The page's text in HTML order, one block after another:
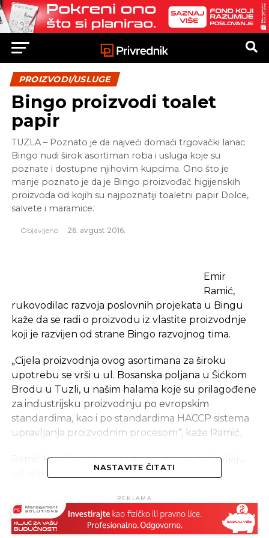
PROIZVODI/USLUGE
Bingo proizvodi toalet
papir
TUZLA – Poznato je da najveći domaći trgovački lanac
Bingo nudi širok asortiman roba i usluga koje su
poznate i dostupne njihovim kupcima. Ono što je
manje poznato je da je Bingo proizvođač higijenskih
proizvoda od kojih su najpoznatiji toaletni papir Dolce,
salvete i maramice.
Objavljeno 26. avgust 2016.
Emir
Ramić,
rukovodilac razvoja poslovnih projekata u Bingu
kaže da se radi o proizvodu iz vlastite proizvodnje
koji je razvijen od strane Bingo razvojnog tima.
„Cijela proizvodnja ovog asortimana za široku
upotrebu se vrši u ul. Bosanska poljana u Šićkom
Brodu u Tuzli, u našim halama koje su prilagođene
za industrijsku proizvodnju po evropskim
standardima, kao i po standardima HACCP sistema
upravljanja proizvodnim procesom“, kaže Ramić.
Ramić kaže kako sirovine za proizvode nabavljaju
od jednog od vodećih proizvođača sirovine
proizvodnju sirovine higijenskog papira iz Banja
Luke.
NASTAVITE ČITATI
REKLAMA